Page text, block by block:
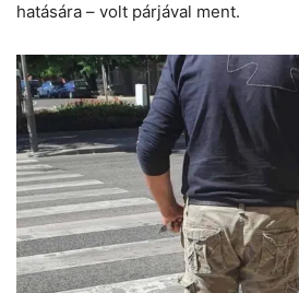
hatására – volt párjával ment.